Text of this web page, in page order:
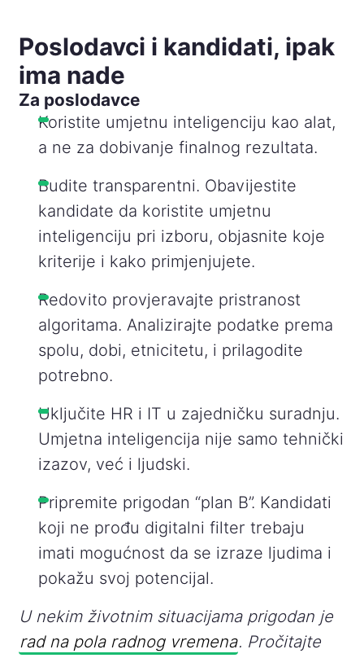
Poslodavci i kandidati, ipak
ima nade
Za poslodavce
Koristite umjetnu inteligenciju kao alat,
a ne za dobivanje finalnog rezultata.
Budite transparentni. Obavijestite
kandidate da koristite umjetnu
inteligenciju pri izboru, objasnite koje
kriterije i kako primjenjujete.
Redovito provjeravajte pristranost
algoritama. Analizirajte podatke prema
spolu, dobi, etnicitetu, i prilagodite
potrebno.
Uključite HR i IT u zajedničku suradnju.
Umjetna inteligencija nije samo tehnički
izazov, već i ljudski.
Pripremite prigodan “plan B”. Kandidati
koji ne prođu digitalni filter trebaju
imati mogućnost da se izraze ljudima i
pokažu svoj potencijal.
U nekim životnim situacijama prigodan je
rad na pola radnog vremena. Pročitajte